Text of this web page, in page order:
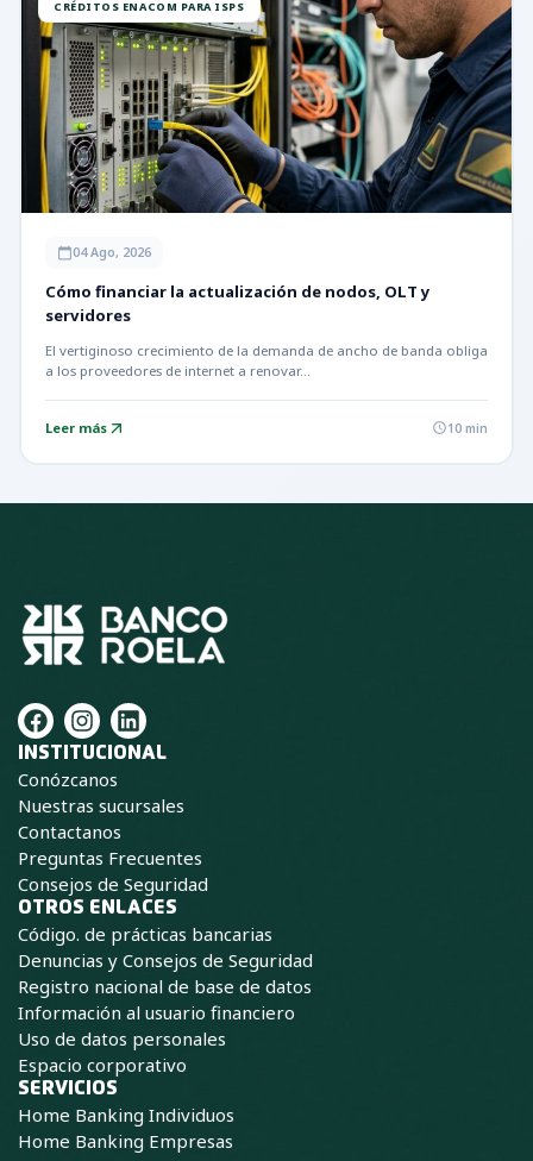
CRÉDITOS ENACOM PARA ISPS
calendar_today04 Ago, 2026
Cómo financiar la actualización de nodos, OLT y
servidores
El vertiginoso crecimiento de la demanda de ancho de banda obliga
a los proveedores de internet a renovar…
Leer más arrow_outward schedule10 min
F
a
c
e
b
o
o
k
I
n
s
t
a
g
r
a
m
L
i
n
e
i
n
INSTITUCIONAL
Conózcanos
Nuestras sucursales
Contactanos
Preguntas Frecuentes
Consejos de Seguridad
OTROS ENLACES
Código. de prácticas bancarias
Denuncias y Consejos de Seguridad
Registro nacional de base de datos
Información al usuario financiero
Uso de datos personales
Espacio corporativo
SERVICIOS
Home Banking Individuos
Home Banking Empresas